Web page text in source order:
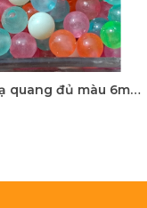
50gam hạt dạ quang đủ màu 6mm, 8mm, 10mm, 12mm, hạt nhựa tròn